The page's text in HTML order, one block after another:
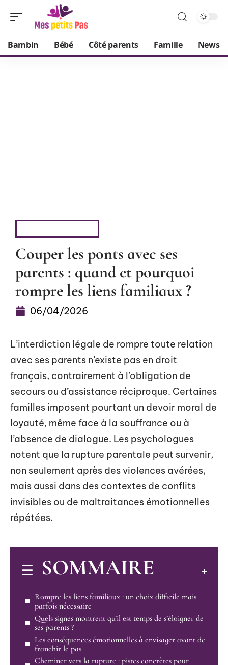
Bambin Bébé Côté parents Famille News
Couper les ponts avec ses
parents : quand et pourquoi
rompre les liens familiaux ?
06/04/2026
L’interdiction légale de rompre toute relation
avec ses parents n’existe pas en droit
français, contrairement à l’obligation de
secours ou d’assistance réciproque. Certaines
familles imposent pourtant un devoir moral de
loyauté, même face à la souffrance ou à
l’absence de dialogue. Les psychologues
notent que la rupture parentale peut survenir,
non seulement après des violences avérées,
mais aussi dans des contextes de conflits
invisibles ou de maltraitances émotionnelles
répétées.
SOMMAIRE
Rompre les liens familiaux : un choix difficile mais
parfois nécessaire
Quels signes montrent qu’il est temps de s’éloigner de
ses parents ?
Les conséquences émotionnelles à envisager avant de
franchir le pas
Cheminer vers la rupture : pistes concrètes pour